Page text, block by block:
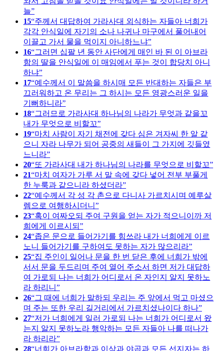
늘
15 주께서 대답하여 가라사대 외식하는 자들아 너희가
각각 안식일에 자기의 소나 나귀나 마구에서 풀어내어
이끌고 가서 물을 먹이지 아니하느냐
16 그러면 십팔 년 동안 사단에게 매인 바 된 이 아브라
함의 딸을 안식일에 이 매임에서 푸는 것이 합당치 아니
하냐
17 예수께서 이 말씀을 하시매 모든 반대하는 자들은 부
끄러워하고 온 무리는 그 하시는 모든 영광스러운 일을
기뻐하니라
18 그러므로 가라사대 하나님의 나라가 무엇과 같을꼬
내가 무엇으로 비할꼬
19 마치 사람이 자기 채전에 갖다 심은 겨자씨 한 알 같
으니 자라 나무가 되어 공중의 새들이 그 가지에 깃들였
느니라
20 또 가라사대 내가 하나님의 나라를 무엇으로 비할꼬
21 마치 여자가 가루 서 말 속에 갖다 넣어 전부 부풀게
한 누룩과 같으니라 하셨더라
22 예수께서 각 성 각 촌으로 다니사 가르치시며 예루살
렘으로 여행하시더니
23 혹이 여짜오되 주여 구원을 얻는 자가 적으니이까 저
희에게 이르시되
24 좁은 문으로 들어가기를 힘쓰라 내가 너희에게 이르
노니 들어가기를 구하여도 못하는 자가 많으리라
25 집 주인이 일어나 문을 한 번 닫은 후에 너희가 밖에
서서 문을 두드리며 주여 열어 주소서 하면 저가 대답하
여 가로되 나는 너희가 어디로서 온 자인지 알지 못하노
라 하리니
26 그 때에 너희가 말하되 우리는 주 앞에서 먹고 마셨으
며 주는 또한 우리 길거리에서 가르치셨나이다 하나
27 저가 너희에게 일러 가로되 나는 너희가 어디로서 왔
는지 알지 못하노라 행악하는 모든 자들아 나를 떠나가
라 하리라
28 너희가 아브라함과 이삭과 야곱과 모든 선지자는 하